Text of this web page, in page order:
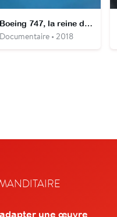
Boeing 747, la reine des cieux
• 2018
une œuvre